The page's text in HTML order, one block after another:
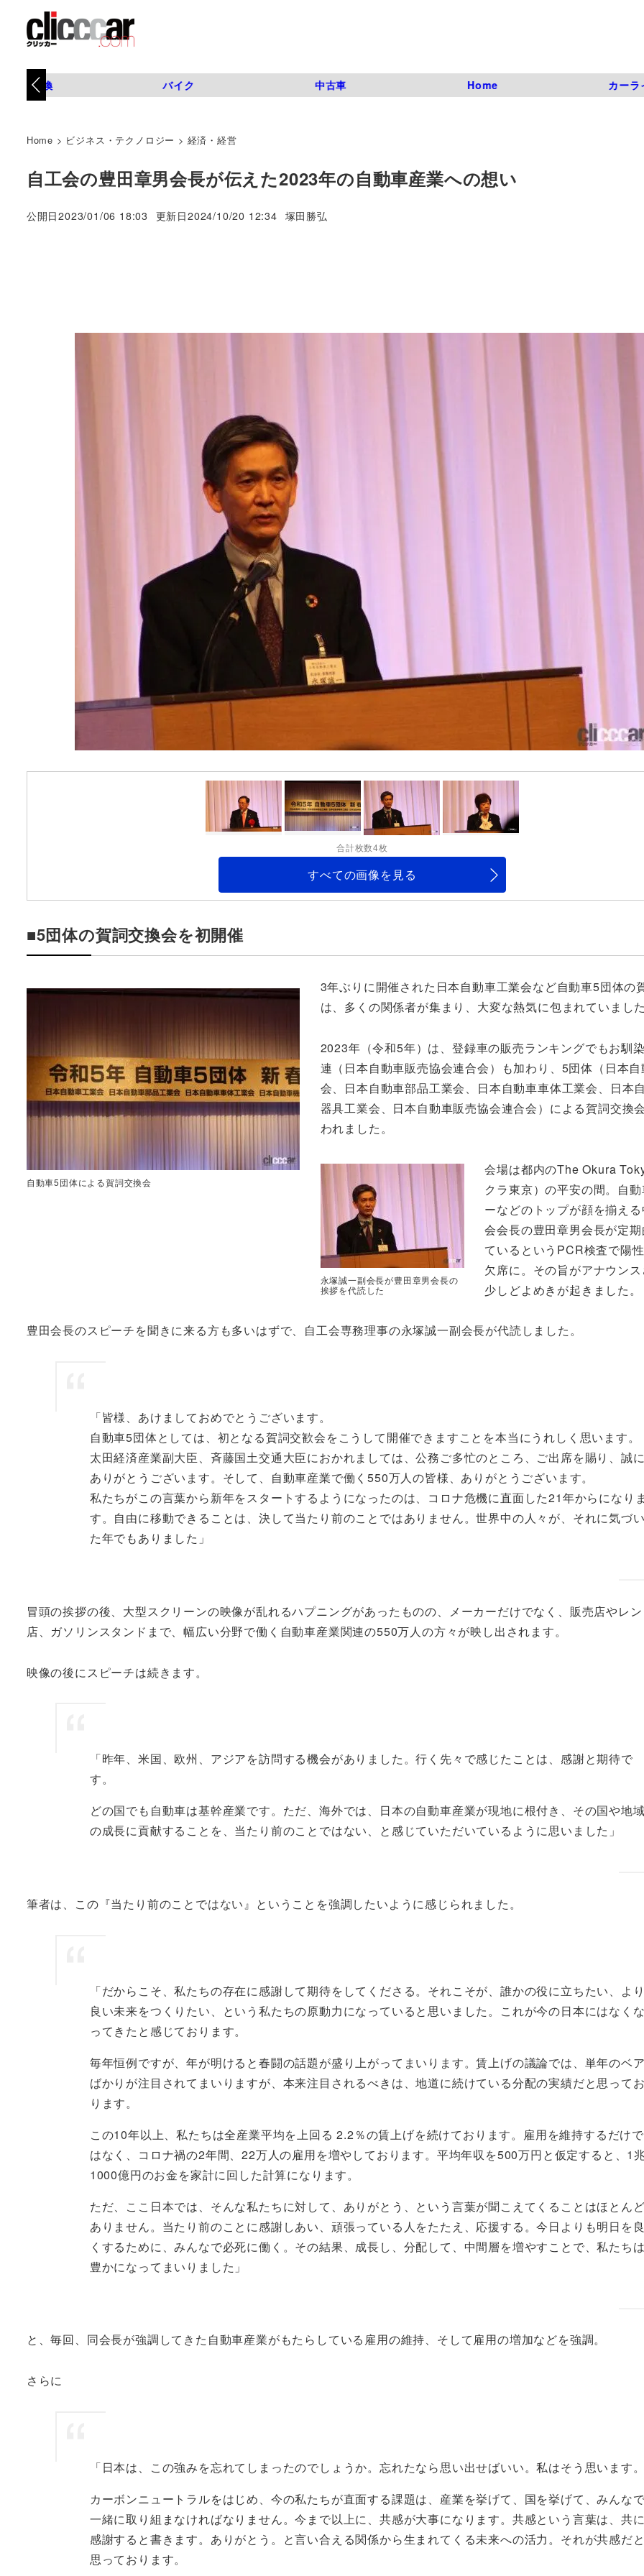
タイヤ交換 バイク 中古車 Home カーラ
Home > ビジネス・テクノロジー > 経済・経営
自工会の豊田章男会長が伝えた2023年の自動車産業への想い
公開日2023/01/06 18:03 更新日2024/10/20 12:34 著
塚田勝弘
合計枚数4枚
すべての画像を見る
■5団体の賀詞交換会を初開催
自動車5団体による賀詞交換会
3年ぶりに開催された日本自動車工業会など自動車5団体の
は、多くの関係者が集まり、大変な熱気に包まれていました
2023年（令和5年）は、登録車の販売ランキングでもお馴
連（日本自動車販売協会連合会）も加わり、5団体（日本
会、日本自動車部品工業会、日本自動車車体工業会、日本
器具工業会、日本自動車販売協会連合会）による賀詞交換
われました。
永塚誠一副会長が豊田章男会長の
挨拶を代読した
会場は都内のThe Okura
クラ東京）の平安の間。自
ーなどのトップが顔を揃える
会会長の豊田章男会長が定
ているというPCR検査で陽性
欠席に。その旨がアナウンス
少しどよめきが起きました。
豊田会長のスピーチを聞きに来る方も多いはずで、自工会専務理事の永塚誠一副会長が代読しました。
「皆様、あけましておめでとうございます。
自動車5団体としては、初となる賀詞交歓会をこうして開催できますことを本当にうれしく思います。
太田経済産業副大臣、斉藤国土交通大臣におかれましては、公務ご多忙のところ、ご出席を賜り、誠に
ありがとうございます。そして、自動車産業で働く550万人の皆様、ありがとうございます。
私たちがこの言葉から新年をスタートするようになったのは、コロナ危機に直面した21年からになりま
す。自由に移動できることは、決して当たり前のことではありません。世界中の人々が、それに気づい
た年でもありました」
冒頭の挨拶の後、大型スクリーンの映像が乱れるハプニングがあったものの、メーカーだけでなく、販売店やレ
店、ガソリンスタンドまで、幅広い分野で働く自動車産業関連の550万人の方々が映し出されます。
映像の後にスピーチは続きます。
「昨年、米国、欧州、アジアを訪問する機会がありました。行く先々で感じたことは、感謝と期待で
す。
どの国でも自動車は基幹産業です。ただ、海外では、日本の自動車産業が現地に根付き、その国や地域
の成長に貢献することを、当たり前のことではない、と感じていただいているように思いました」
筆者は、この『当たり前のことではない』ということを強調したいように感じられました。
「だからこそ、私たちの存在に感謝して期待をしてくださる。それこそが、誰かの役に立ちたい、より
良い未来をつくりたい、という私たちの原動力になっていると思いました。これが今の日本にはなくな
ってきたと感じております。
毎年恒例ですが、年が明けると春闘の話題が盛り上がってまいります。賃上げの議論では、単年のベア
ばかりが注目されてまいりますが、本来注目されるべきは、地道に続けている分配の実績だと思ってお
ります。
この10年以上、私たちは全産業平均を上回る 2.2％の賃上げを続けております。雇用を維持するだけで
はなく、コロナ禍の2年間、22万人の雇用を増やしております。平均年収を500万円と仮定すると、1
1000億円のお金を家計に回した計算になります。
ただ、ここ日本では、そんな私たちに対して、ありがとう、という言葉が聞こえてくることはほとんど
ありません。当たり前のことに感謝しあい、頑張っている人をたたえ、応援する。今日よりも明日を良
くするために、みんなで必死に働く。その結果、成長し、分配して、中間層を増やすことで、私たちは
豊かになってまいりました」
と、毎回、同会長が強調してきた自動車産業がもたらしている雇用の維持、そして雇用の増加などを強調。
さらに
「日本は、この強みを忘れてしまったのでしょうか。忘れたなら思い出せばいい。私はそう思います。
カーボンニュートラルをはじめ、今の私たちが直面する課題は、産業を挙げて、国を挙げて、みんなで
一緒に取り組まなければなりません。今まで以上に、共感が大事になります。共感という言葉は、共に
感謝すると書きます。ありがとう。と言い合える関係から生まれてくる未来への活力。それが共感だと
思っております。